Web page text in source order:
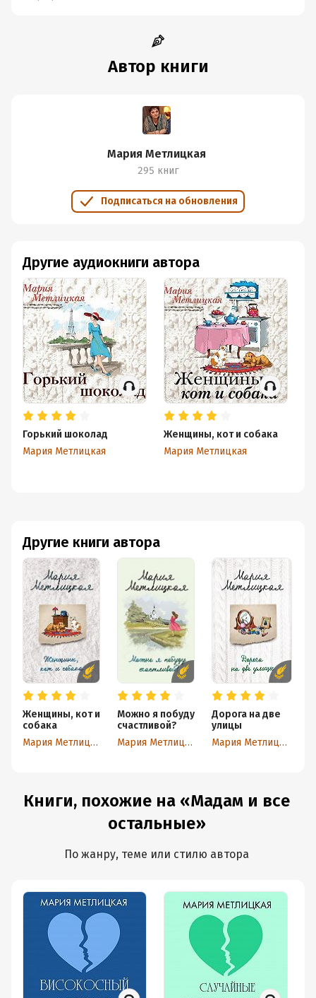
Автор книги
Мария Метлицкая
295 книг
Подписаться на обновления
Другие книги автора
Женщины, кот и
собака
Мария Метлицкая
Можно я побуду
счастливой?
Мария Метлицкая
Дорога на две
улицы
Мария Метлицкая
Другие аудиокниги автора
Горький шоколад
Мария Метлицкая
Женщины, кот и собака
Мария Метлицкая
Книги, похожие на «Maдам и все
остальные»
По жанру, теме или стилю автора